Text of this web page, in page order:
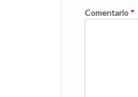
Comentario *